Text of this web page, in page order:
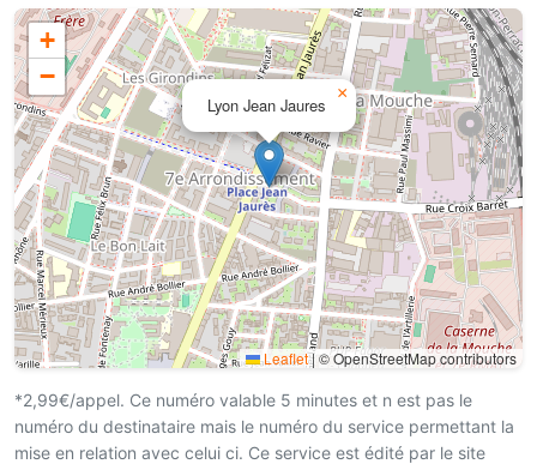
Lyon Jean Jaures
×
+
−
Leaflet|© OpenStreetMap contributors
*2,99€/appel. Ce numéro valable 5 minutes et n est pas le
numéro du destinataire mais le numéro du service permettant la
mise en relation avec celui ci. Ce service est édité par le site